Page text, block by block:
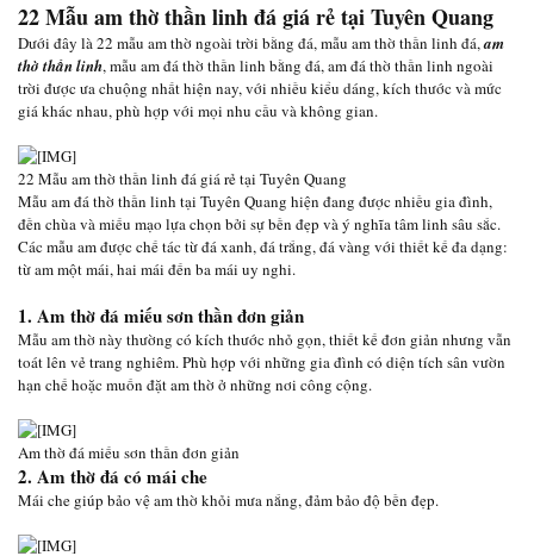
22 Mẫu am thờ thần linh đá giá rẻ tại Tuyên Quang
Dưới đây là 22 mẫu am thờ ngoài trời bằng đá, mẫu am thờ thần linh đá,am
thờ thần linh, mẫu am đá thờ thần linh bằng đá, am đá thờ thần linh ngoài
trời được ưa chuộng nhất hiện nay, với nhiều kiểu dáng, kích thước và mức
giá khác nhau, phù hợp với mọi nhu cầu và không gian.
22 Mẫu am thờ thần linh đá giá rẻ tại Tuyên Quang
Mẫu am đá thờ thần linh tại Tuyên Quang hiện đang được nhiều gia đình,
đền chùa và miếu mạo lựa chọn bởi sự bền đẹp và ý nghĩa tâm linh sâu sắc.
Các mẫu am được chế tác từ đá xanh, đá trắng, đá vàng với thiết kế đa dạng:
từ am một mái, hai mái đến ba mái uy nghi.
1. Am thờ đá miếu sơn thần đơn giản
Mẫu am thờ này thường có kích thước nhỏ gọn, thiết kế đơn giản nhưng vẫn
toát lên vẻ trang nghiêm. Phù hợp với những gia đình có diện tích sân vườn
hạn chế hoặc muốn đặt am thờ ở những nơi công cộng.
Am thờ đá miếu sơn thần đơn giản
2. Am thờ đá có mái che
Mái che giúp bảo vệ am thờ khỏi mưa nắng, đảm bảo độ bền đẹp.